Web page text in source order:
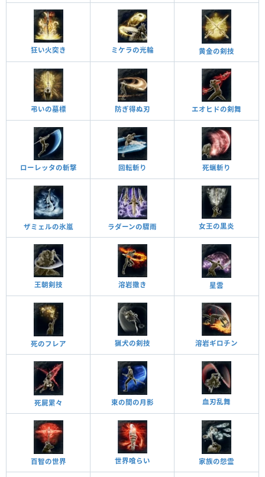
狂い火突き ミケラの光輪 黄金の剣技
弔いの墓標 防ぎ得ぬ刃 エオヒドの剣舞
ローレッタの斬撃 回転斬り 死蝋斬り
ザミェルの氷嵐 ラダーンの驟雨 女王の黒炎
王朝剣技 溶岩撒き 星雲
死のフレア 猟犬の剣技 溶岩ギロチン
死屍累々 束の間の月影 血刃乱舞
百智の世界 世界喰らい 家族の怨霊